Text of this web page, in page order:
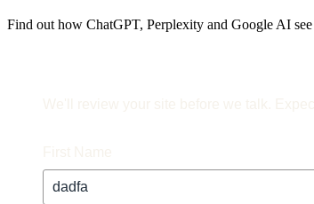
Find out how ChatGPT, Perplexity and Google AI